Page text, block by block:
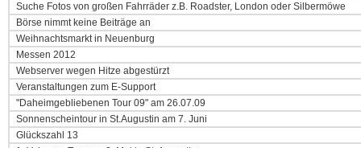
Suche Fotos von großen Fahrräder z.B. Roadster, London oder Silbermöwe
Börse nimmt keine Beiträge an
Weihnachtsmarkt in Neuenburg
Messen 2012
Webserver wegen Hitze abgestürzt
Veranstaltungen zum E-Support
"Daheimgebliebenen Tour 09" am 26.07.09
Sonnenscheintour in St.Augustin am 7. Juni
Glückszahl 13